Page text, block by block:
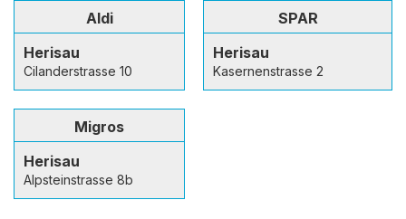
Aldi
Herisau
Cilanderstrasse 10
SPAR
Herisau
Kasernenstrasse 2
Migros
Herisau
Alpsteinstrasse 8b